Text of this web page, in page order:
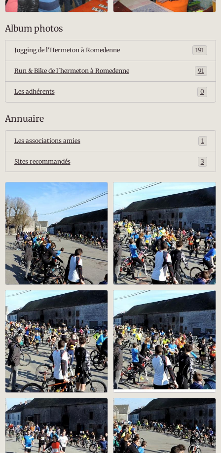
Album photos
Jogging de l'Hermeton à Romedenne 191
Run & Bike de l'hermeton à Romedenne 91
Les adhérents 0
Annuaire
Les associations amies 1
Sites recommandés 3